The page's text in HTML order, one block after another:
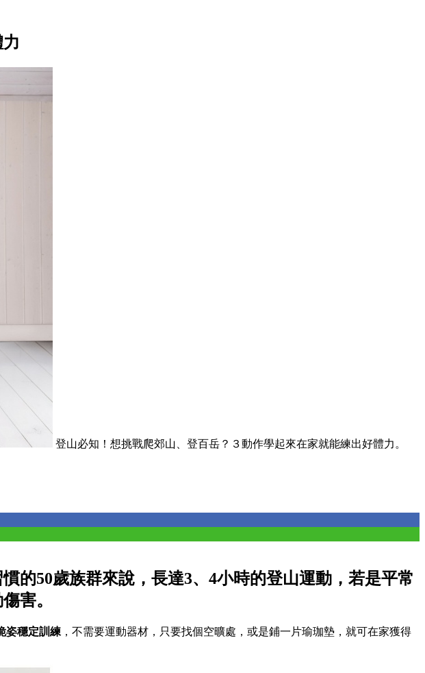
登山必知！想挑戰爬郊山、登百岳？３動作學起來在家就能練出好體力。
的50歲族群來說，長達3、4小時的登山運動，若是平常
害。
姿穩定訓練 ，不需要運動器材，只要找個空曠處，或是鋪一片瑜珈墊，就可在家獲得